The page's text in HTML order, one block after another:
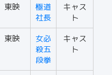
東映
極道
社長
キャス
ト
東映
女必
殺五
段拳
キャス
ト